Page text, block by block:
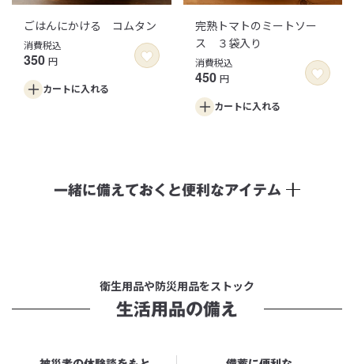
ごはんにかける コムタン
消費税込
350 円
カートに入れる
完熟トマトのミートソー
ス ３袋入り
消費税込
450 円
カートに入れる
一緒に備えておくと便利なアイテム
衛生用品や防災用品をストック
生活用品の備え